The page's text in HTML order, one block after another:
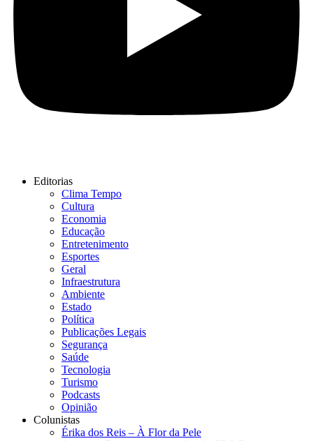
Editorias
Clima Tempo
Cultura
Economia
Educação
Entretenimento
Esportes
Geral
Infraestrutura
Ambiente
Estado
Política
Publicações Legais
Segurança
Saúde
Tecnologia
Turismo
Podcasts
Opinião
Colunistas
Érika dos Reis​ – À Flor da Pele